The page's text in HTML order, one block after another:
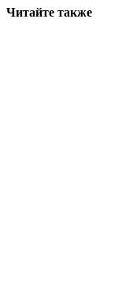
Читайте также